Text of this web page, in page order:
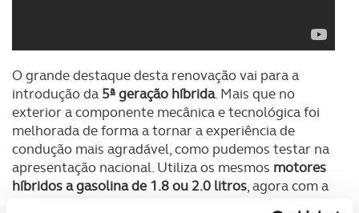
O grande destaque desta renovação vai para a
introdução da 5ª geração híbrida. Mais que no
exterior a componente mecânica e tecnológica foi
melhorada de forma a tornar a experiência de
condução mais agradável, como pudemos testar na
apresentação nacional. Utiliza os mesmos motores
híbridos a gasolina de 1.8 ou 2.0 litros, agora com a